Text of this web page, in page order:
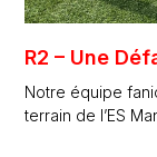
R2 – Une
Notre équipe
terrain de l’ES